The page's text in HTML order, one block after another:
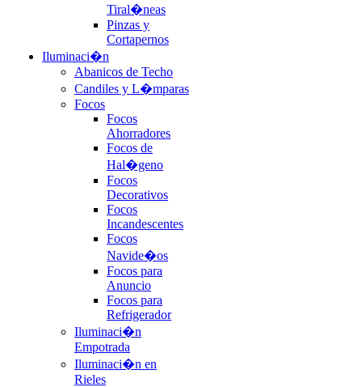
Tiral�neas
Pinzas y
Cortapernos
Iluminaci�n
Abanicos de Techo
Candiles y L�mparas
Focos
Focos
Ahorradores
Focos de
Hal�geno
Focos
Decorativos
Focos
Incandescentes
Focos
Navide�os
Focos para
Anuncio
Focos para
Refrigerador
Iluminaci�n
Empotrada
Iluminaci�n en
Rieles